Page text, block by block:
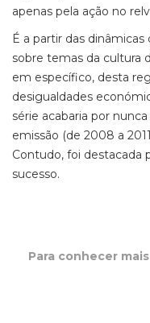
apenas pela ação no
É a partir das
sobre temas da cultura
em específico, desta
desigualdades
série acabaria por
emissão (de 2008 a
Contudo, foi destacada
sucesso.
Para conhecer